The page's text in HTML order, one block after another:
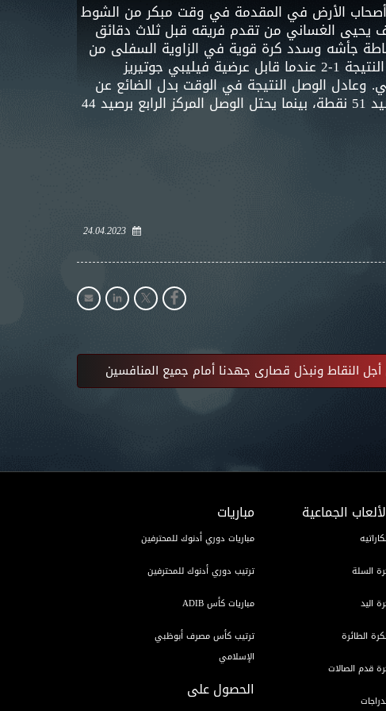
أصحاب الأرض في المقدمة في وقت مبكر من الشوط
الغساني من تقدم فريقه قبل ثلاث دقائق
جأشه وسدد كرة قوية في الزاوية السفلى من
الزاوية السفلى ليختم هجمة مرتدة سريعة، وبعد ثماني دقائق، قلص فابيو دي ليما الفارق للوصل وجعل النتيجة 1-2 عندما قابل عرضية فيليبي جوتيريز
وعادل الوصل النتيجة في الوقت بدل الضائع عن
طريق غانم أحمد. وبهذه النتيجة يستمر شباب الأهلي في صدارة جدول ترتيب دوري أدنوك للمحترفين برصيد 51 نقطة، بينما يحتل الوصل المركز الرابع برصيد 44
24.04.2023
النقاط ونبذل قصارى جهدنا أمام جميع المنافسين
الجماعية
السلة
اليد
الطائرة
قدم الصالات
مباريات
مباريات دوري أدنوك للمحترفين
ترتيب دوري أدنوك للمحترفين
مباريات كأس ADIB
ترتيب كأس مصرف أبوظبي
الإسلامي
الحصول على